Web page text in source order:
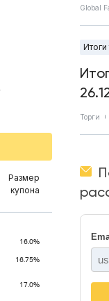
Размер
купона
16.0%
16.75%
17.0%
Global
Итоги
Торги